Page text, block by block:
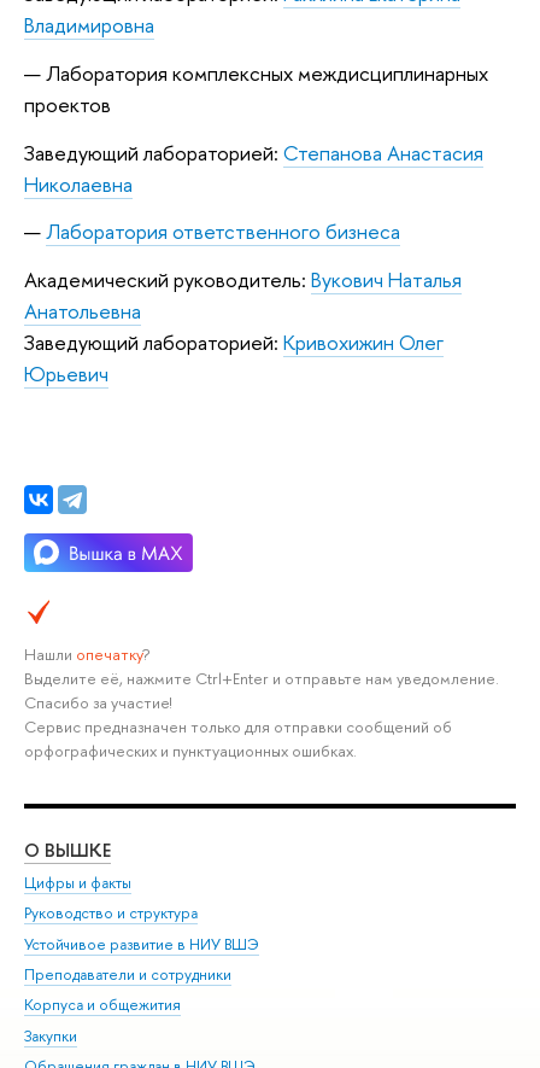
Владимировна
Лаборатория комплексных междисциплинарных
проектов
Заведующий лабораторией: Степанова Анастасия
Николаевна
Лаборатория ответственного бизнеса
Академический руководитель: Вукович Наталья
Анатольевна
Заведующий лабораторией: Кривохижин Олег
Юрьевич
Нашли опечатку?
Выделите её, нажмите Ctrl+Enter и отправьте нам уведомление.
Спасибо за участие!
Сервис предназначен только для отправки сообщений об
орфографических и пунктуационных ошибках.
О ВЫШКЕ
Цифры и факты
Руководство и структура
Устойчивое развитие в НИУ ВШЭ
Преподаватели и сотрудники
Корпуса и общежития
Закупки